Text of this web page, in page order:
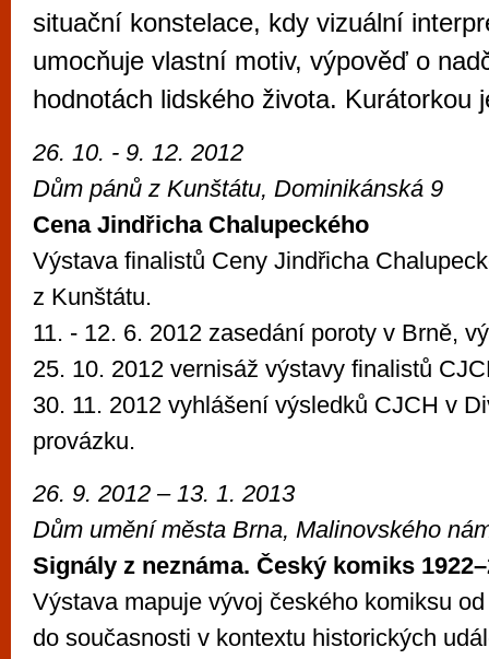
situační konstelace, kdy vizuální
umocňuje vlastní motiv, výpověď o
hodnotách lidského života. Kurátorkou
26. 10. - 9. 12. 2012
Dům pánů z Kunštátu, Dominikánská 9
Cena Jindřicha Chalupeckého
Výstava finalistů Ceny Jindřicha
z Kunštátu.
11. - 12. 6. 2012 zasedání poroty v Brně,
25. 10. 2012 vernisáž výstavy finalistů
30. 11. 2012 vyhlášení výsledků CJCH v
provázku.
26. 9. 2012 – 13. 1. 2013
Dům umění města Brna, Malinovského
Signály z neznáma. Český komiks
Výstava mapuje vývoj českého komiksu
do současnosti v kontextu historických